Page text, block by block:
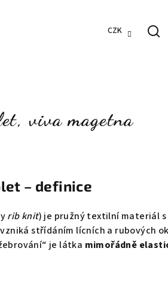
CZK
viva magetna
– definice
rib knit) je pružný textilní materiál s
střídáním lícních a rubových
je látka mimořádně